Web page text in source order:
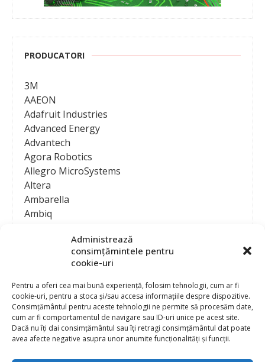
Administrează
consimțămintele pentru
cookie-uri
Pentru a oferi cea mai bună experiență, folosim tehnologii, cum ar fi
cookie-uri, pentru a stoca și/sau accesa informațiile despre dispozitive.
Consimțământul pentru aceste tehnologii ne permite să procesăm date,
cum ar fi comportamentul de navigare sau ID-uri unice pe acest site.
Dacă nu îți dai consimțământul sau îți retragi consimțământul dat poate
avea afecte negative asupra unor anumite funcționalități și funcții.
PRODUCATORI
3M
AAEON
Adafruit Industries
Advanced Energy
Advantech
Agora Robotics
Allegro MicroSystems
Altera
Ambarella
Ambiq
Analog Devices
Anritsu Corporation
Ansys
APS
Arduino
Arm
Asentics